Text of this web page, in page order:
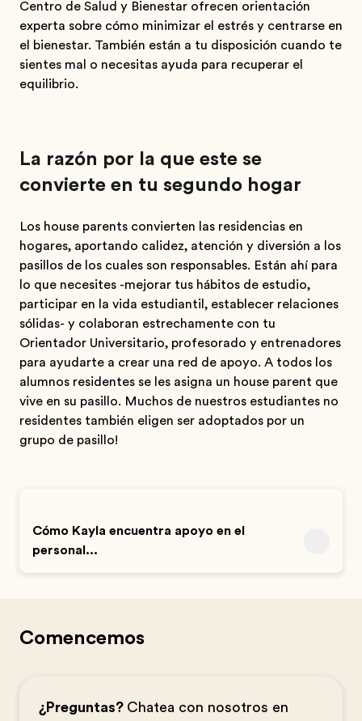
Centro de Salud y Bienestar ofrecen orientación
experta sobre cómo minimizar el estrés y centrarse en
el bienestar. También están a tu disposición cuando te
sientes mal o necesitas ayuda para recuperar el
equilibrio.
La razón por la que este se
convierte en tu segundo hogar
Los house parents convierten las residencias en
hogares, aportando calidez, atención y diversión a los
pasillos de los cuales son responsables. Están ahí para
lo que necesites -mejorar tus hábitos de estudio,
participar en la vida estudiantil, establecer relaciones
sólidas- y colaboran estrechamente con tu
Orientador Universitario, profesorado y entrenadores
para ayudarte a crear una red de apoyo. A todos los
alumnos residentes se les asigna un house parent que
vive en su pasillo. Muchos de nuestros estudiantes no
residentes también eligen ser adoptados por un
grupo de pasillo!
Cómo Kayla encuentra apoyo en el
personal...
Comencemos
¿Preguntas? Chatea con nosotros en